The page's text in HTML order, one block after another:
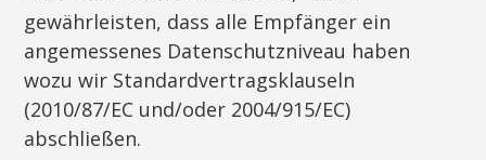
gewährleisten, dass alle Empfänger ein
angemessenes Datenschutzniveau haben
wozu wir Standardvertragsklauseln
(2010/87/EC und/oder 2004/915/EC)
abschließen.